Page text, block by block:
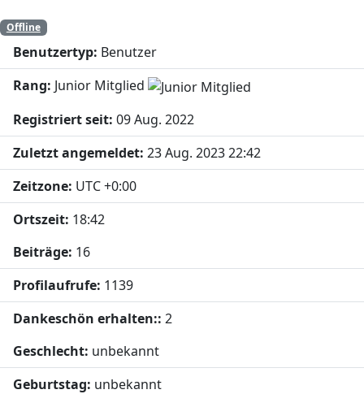
Offline
Benutzertyp: Benutzer
Rang: Junior Mitglied
Registriert seit: 09 Aug. 2022
Zuletzt angemeldet: 23 Aug. 2023 22:42
Zeitzone: UTC +0:00
Ortszeit: 18:42
Beiträge: 16
Profilaufrufe: 1139
Dankeschön erhalten:: 2
Geschlecht: unbekannt
Geburtstag: unbekannt